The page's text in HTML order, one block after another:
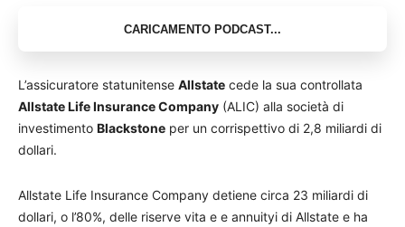
L’assicuratore statunitense Allstate cede la sua controllata
Allstate Life Insurance Company (ALIC) alla società di
investimento Blackstone per un corrispettivo di 2,8 miliardi di
dollari.
Allstate Life Insurance Company detiene circa 23 miliardi di
dollari, o l’80%, delle riserve vita e e annuityi di Allstate e ha